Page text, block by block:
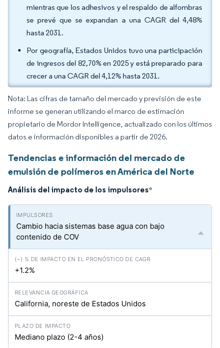
mientras que los adhesivos y el respaldo de alfombras
se prevé que se expandan a una CAGR del 4,48%
hasta 2031.
Por geografía, Estados Unidos tuvo una participación
de ingresos del 82,70% en 2025 y está preparado para
crecer a una CAGR del 4,12% hasta 2031.
Nota: Las cifras de tamaño del mercado y previsión de este
informe se generan utilizando el marco de estimación
propietario de Mordor Intelligence, actualizado con los últimos
datos e información disponibles a partir de 2026.
Tendencias e información del mercado de
emulsión de polímeros en América del Norte
Análisis del impacto de los impulsores*
Cambio hacia sistemas base agua con bajo
contenido de COV
+1.2%
California, noreste de Estados Unidos
Mediano plazo (2-4 años)